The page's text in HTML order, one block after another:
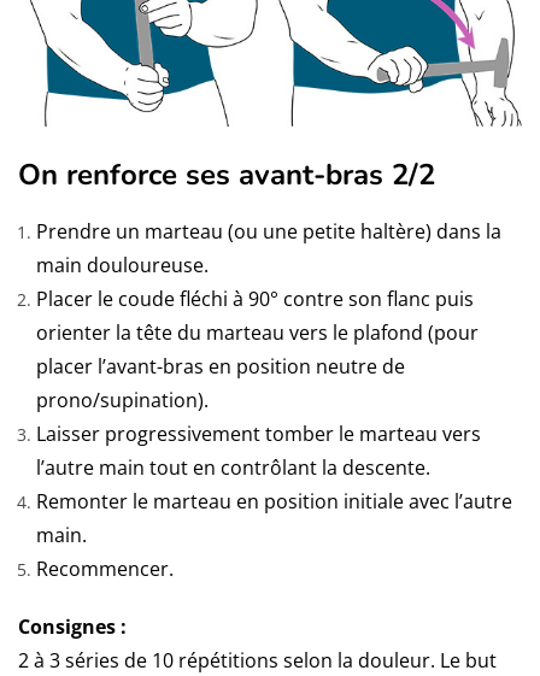
On renforce ses avant-bras 2/2
Prendre un marteau (ou une petite haltère) dans la
main douloureuse.
Placer le coude fléchi à 90° contre son flanc puis
orienter la tête du marteau vers le plafond (pour
placer l’avant-bras en position neutre de
prono/supination).
Laisser progressivement tomber le marteau vers
l’autre main tout en contrôlant la descente.
Remonter le marteau en position initiale avec l’autre
main.
Recommencer.
Consignes :
2 à 3 séries de 10 répétitions selon la douleur. Le but